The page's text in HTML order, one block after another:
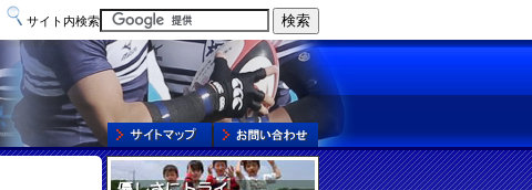
サイト内検索